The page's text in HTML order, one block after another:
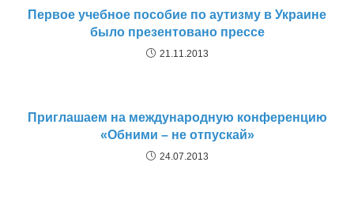
Первое учебное пособие по аутизму в Украине
было презентовано прессе
21.11.2013
Приглашаем на международную конференцию
«Обними – не отпускай»
24.07.2013